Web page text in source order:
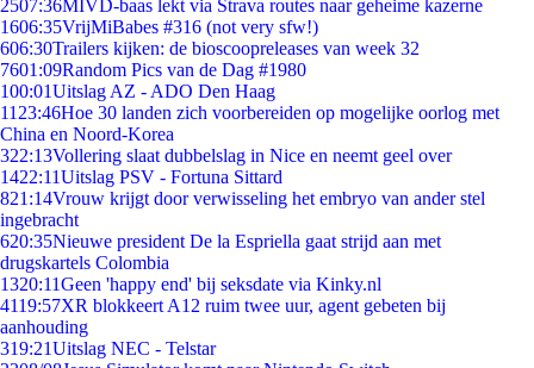
2507:36MIVD-baas lekt via Strava routes naar geheime kazerne
1606:35VrijMiBabes #316 (not very sfw!)
606:30Trailers kijken: de bioscoopreleases van week 32
7601:09Random Pics van de Dag #1980
100:01Uitslag AZ - ADO Den Haag
11 23:46Hoe 30 landen zich voorbereiden op mogelijke oorlog met
China en Noord-Korea
322:13Vollering slaat dubbelslag in Nice en neemt geel over
1422:11Uitslag PSV - Fortuna Sittard
821:14Vrouw krijgt door verwisseling het embryo van ander stel
ingebracht
620:35Nieuwe president De la Espriella gaat strijd aan met
drugskartels Colombia
1320:11Geen 'happy end' bij seksdate via Kinky.nl
4119:57XR blokkeert A12 ruim twee uur, agent gebeten bij
aanhouding
319:21Uitslag NEC - Telstar